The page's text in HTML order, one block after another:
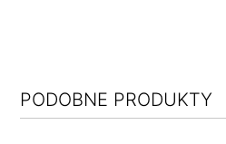
PODOBNE PRODUKTY